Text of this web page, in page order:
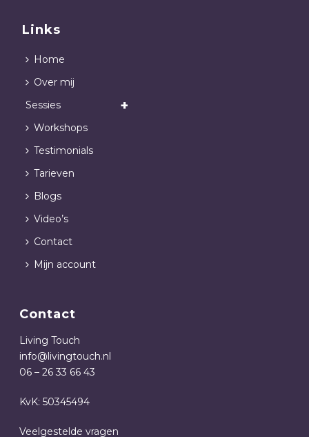
Links
Home
Over mij
Sessies
Workshops
Testimonials
Tarieven
Blogs
Video’s
Contact
Mijn account
Contact
Living Touch
info@livingtouch.nl
06 – 26 33 66 43
KvK: 50345494
Veelgestelde vragen